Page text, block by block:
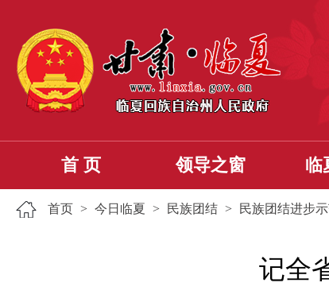
首 页 领导之窗 临
首页 > 今日临夏 > 民族团结 > 民族团结进步
记全